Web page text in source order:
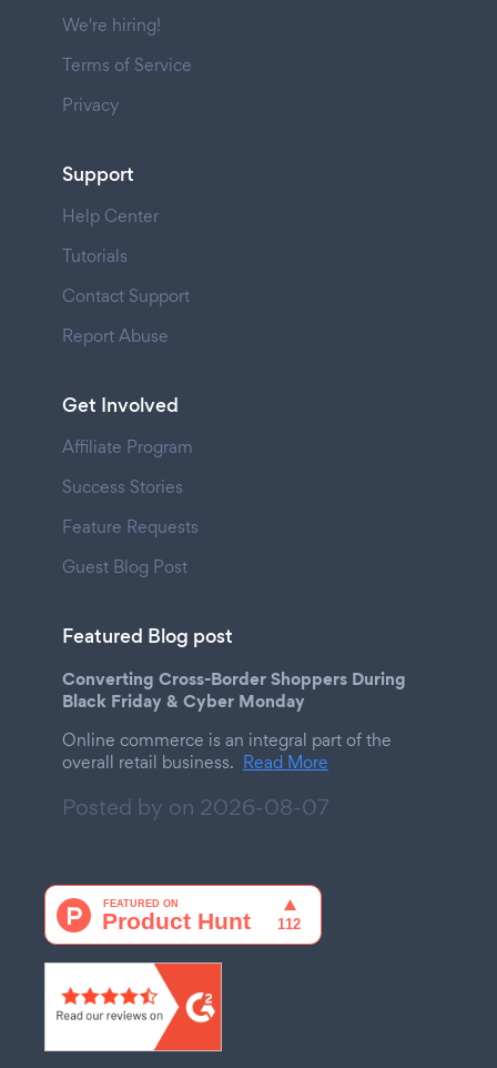
We're hiring!
Terms of Service
Privacy
Support
Help Center
Tutorials
Contact Support
Report Abuse
Get Involved
Affiliate Program
Success Stories
Feature Requests
Guest Blog Post
Featured Blog post
Converting Cross-Border Shoppers During
Black Friday & Cyber Monday
Online commerce is an integral part of the
overall retail business. Read More
Posted by on 2026-08-07